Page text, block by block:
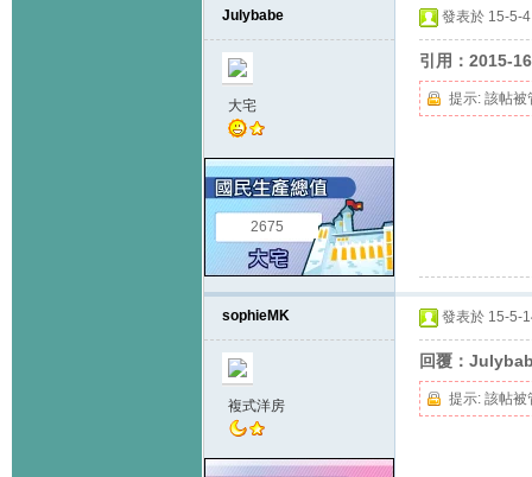
Julybabe
大宅
2675
發表於 15-5-
引用：2015-
提示: 該帖被
sophieMK
複式洋房
發表於 15-5-
回覆：
提示: 該帖被